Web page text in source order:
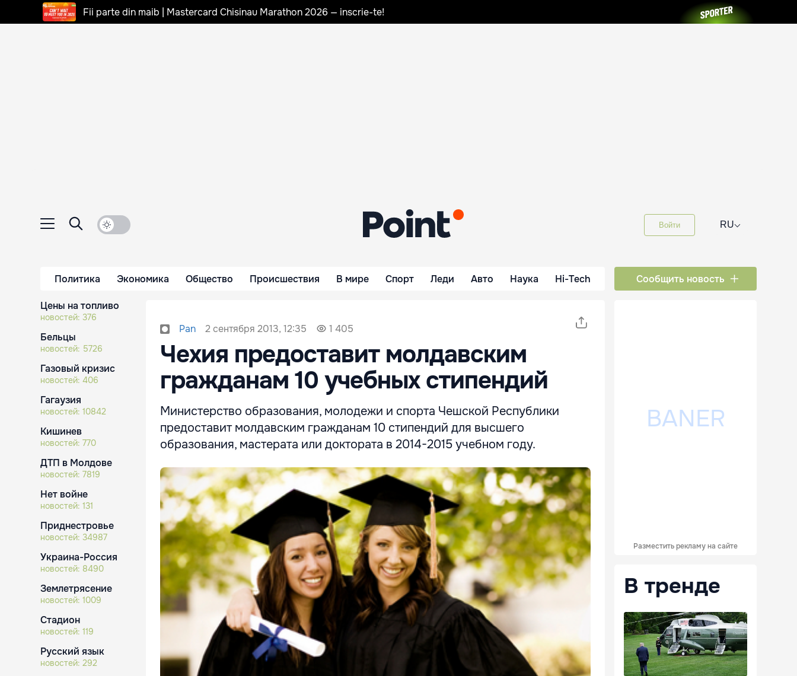
Fii parte din maib | Mastercard Chisinau Marathon 2026 — inscrie-te!
Войти RU⌵
Политика Экономика Общество Происшествия В мире Спорт Леди Авто Наука Hi-Tech Сообщить новость
Цены на топливо
новостей: 376
Бельцы
новостей: 5726
Газовый кризис
новостей: 406
Гагаузия
новостей: 10842
Кишинев
новостей: 770
ДТП в Молдове
новостей: 7819
Нет войне
новостей: 131
Приднестровье
новостей: 34987
Украина-Россия
новостей: 8490
Землетрясение
новостей: 1009
Стадион
новостей: 119
Русский язык
новостей: 292
Pan 2 сентября 2013, 12:35 1 405
Чехия предоставит молдавским
гражданам 10 учебных стипендий
Министерство образования, молодежи и спорта Чешской Республики
предоставит молдавским гражданам 10 стипендий для высшего
образования, мастерата или доктората в 2014-2015 учебном году.
Разместить рекламу на сайте
В тренде